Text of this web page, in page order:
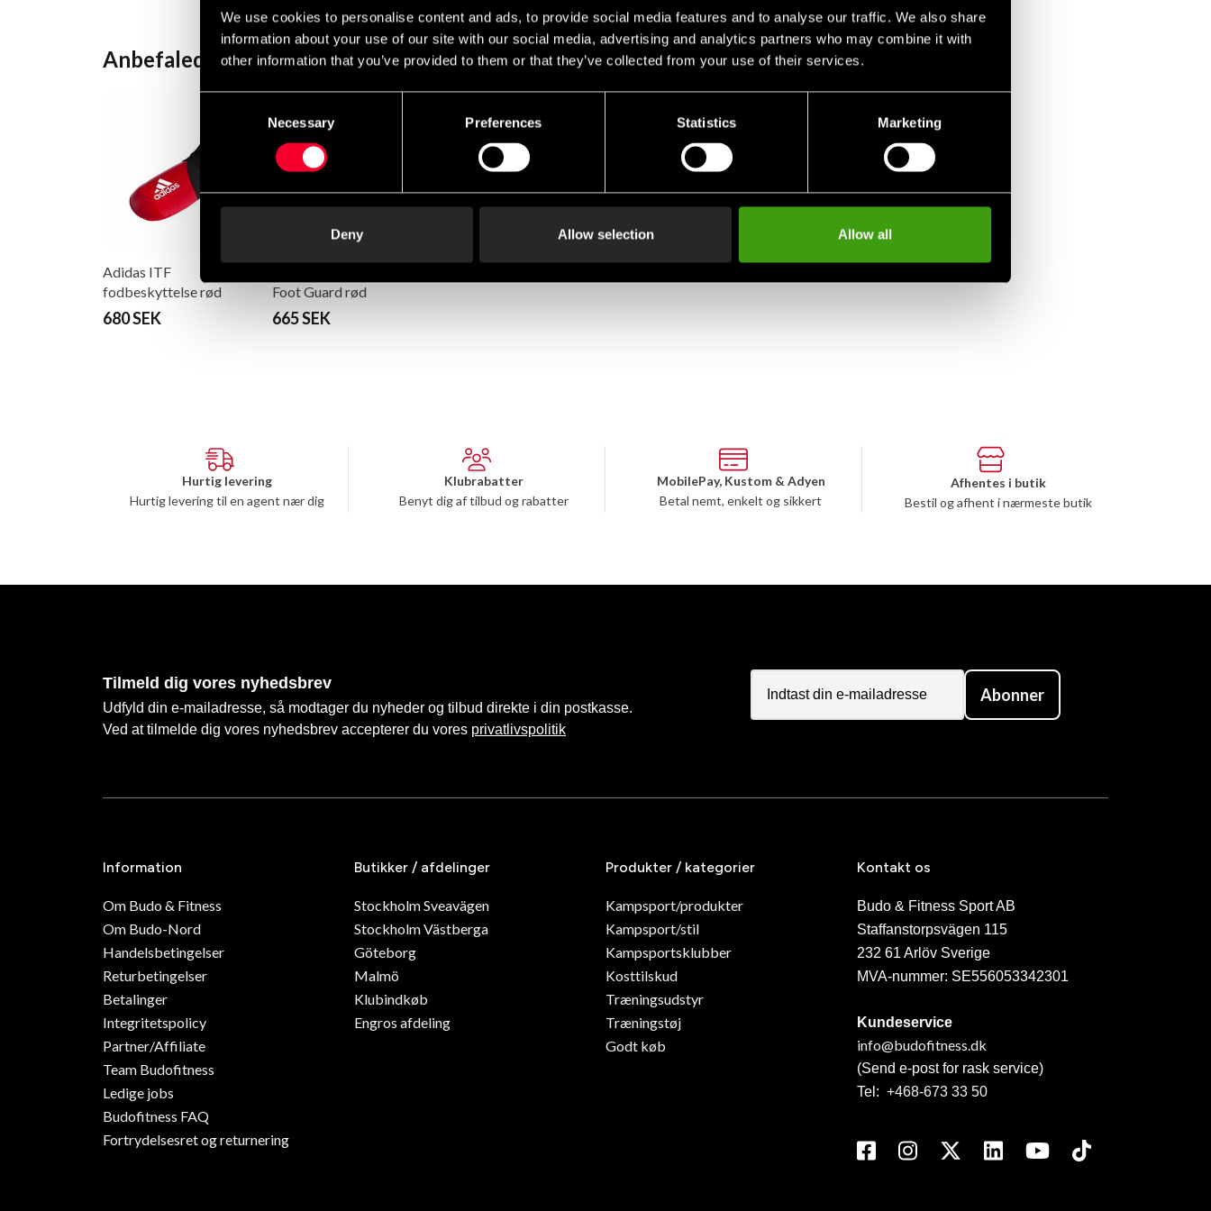
We use cookies to personalise content and ads, to provide social media features and to analyse our traffic. We also share
information about your use of our site with our social media, advertising and analytics partners who may combine it with
other information that you’ve provided to them or that they’ve collected from your use of their services.
Necessary Preferences Statistics Marketing
Deny Allow selection Allow all
Anbefalede produkter
Adidas ITF
fodbeskyttelse rød
680 SEK
Foot Guard rød
665 SEK
Hurtig levering
Hurtig levering til en agent nær dig
Klubrabatter
Benyt dig af tilbud og rabatter
MobilePay, Kustom & Adyen
Betal nemt, enkelt og sikkert
Afhentes i butik
Bestil og afhent i nærmeste butik
Tilmeld dig vores nyhedsbrev
Udfyld din e-mailadresse, så modtager du nyheder og tilbud direkte i din postkasse.
Ved at tilmelde dig vores nyhedsbrev accepterer du vores privatlivspolitik
Abonner
Information
Om Budo & Fitness
Om Budo-Nord
Handelsbetingelser
Returbetingelser
Betalinger
Integritetspolicy
Partner/Affiliate
Team Budofitness
Ledige jobs
Budofitness FAQ
Fortrydelsesret og returnering
Butikker / afdelinger
Stockholm Sveavägen
Stockholm Västberga
Göteborg
Malmö
Klubindkøb
Engros afdeling
Produkter / kategorier
Kampsport/produkter
Kampsport/stil
Kampsportsklubber
Kosttilskud
Træningsudstyr
Træningstøj
Godt køb
Kontakt os
Budo & Fitness Sport AB
Staffanstorpsvägen 115
232 61 Arlöv Sverige
MVA-nummer: SE556053342301
Kundeservice
info@budofitness.dk
(Send e-post for rask service)
Tel: +468-673 33 50